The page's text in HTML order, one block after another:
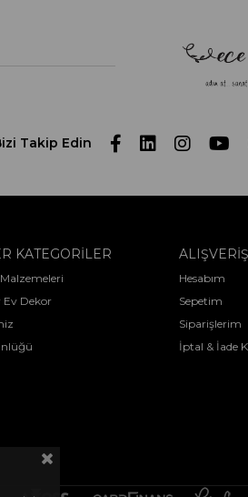
Takip Edin
KATEGORİLER
Ev Dekor
ALIŞVERİŞ
Hesabım
Sepetim
Siparişlerim
İptal & İade